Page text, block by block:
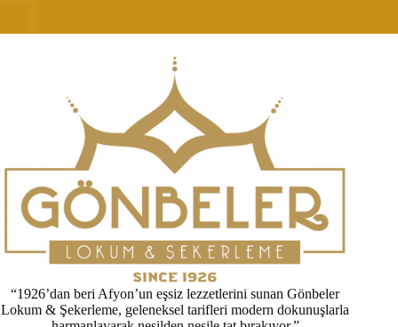
“1926’dan beri Afyon’un eşsiz lezzetlerini sunan Gönbeler
Lokum & Şekerleme, geleneksel tarifleri modern dokunuşlarla